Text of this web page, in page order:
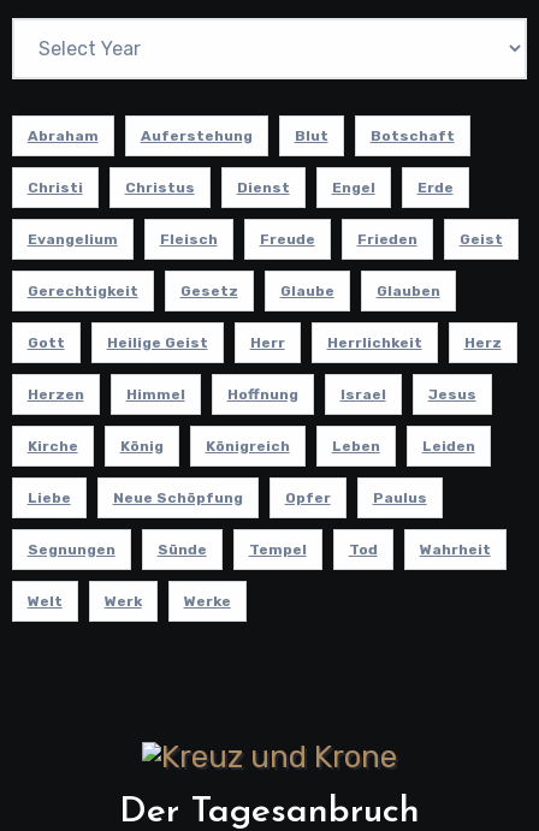
Abraham Auferstehung Blut Botschaft
Christi Christus Dienst Engel Erde
Evangelium Fleisch Freude Frieden Geist
Gerechtigkeit Gesetz Glaube Glauben
Gott Heilige Geist Herr Herrlichkeit Herz
Herzen Himmel Hoffnung Israel Jesus
Kirche König Königreich Leben Leiden
Liebe Neue Schöpfung Opfer Paulus
Segnungen Sünde Tempel Tod Wahrheit
Welt Werk Werke
Der Tagesanbruch